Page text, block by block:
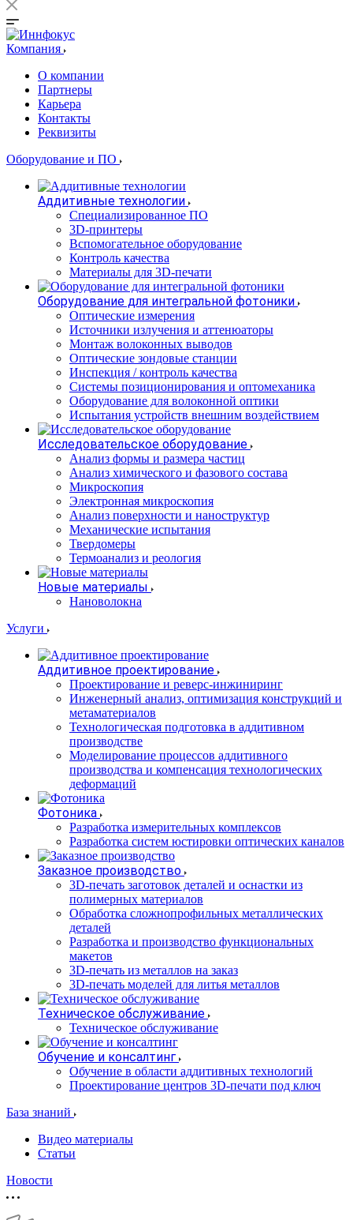
Компания
О компании
Партнеры
Карьера
Контакты
Реквизиты
Оборудование и ПО
Аддитивные технологии
Специализированное ПО
3D-принтеры
Вспомогательное оборудование
Контроль качества
Материалы для 3D-печати
Оборудование для интегральной фотоники
Оптические измерения
Источники излучения и аттенюаторы
Монтаж волоконных выводов
Оптические зондовые станции
Инспекция / контроль качества
Системы позиционирования и оптомеханика
Оборудование для волоконной оптики
Испытания устройств внешним воздействием
Исследовательское оборудование
Анализ формы и размера частиц
Анализ химического и фазового состава
Микроскопия
Электронная микроскопия
Анализ поверхности и наноструктур
Механические испытания
Твердомеры
Термоанализ и реология
Новые материалы
Нановолокна
Услуги
Аддитивное проектирование
Проектирование и реверс-инжиниринг
Инженерный анализ, оптимизация конструкций и
метаматериалов
Технологическая подготовка в аддитивном
производстве
Моделирование процессов аддитивного
производства и компенсация технологических
деформаций
Фотоника
Разработка измерительных комплексов
Разработка систем юстировки оптических каналов
Заказное производство
3D-печать заготовок деталей и оснастки из
полимерных материалов
Обработка сложнопрофильных металлических
деталей
Разработка и производство функциональных
макетов
3D-печать из металлов на заказ
3D-печать моделей для литья металлов
Техническое обслуживание
Техническое обслуживание
Обучение и консалтинг
Обучение в области аддитивных технологий
Проектирование центров 3D-печати под ключ
База знаний
Видео материалы
Статьи
Новости